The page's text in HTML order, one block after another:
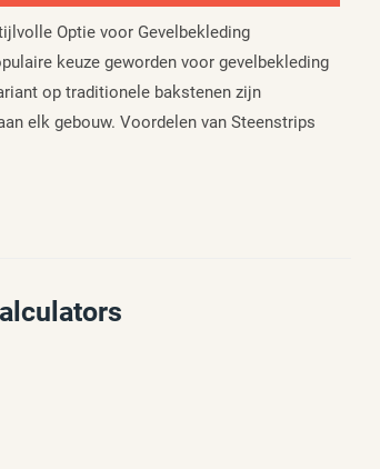
Optie voor Gevelbekleding
keuze geworden voor gevelbekleding
op traditionele bakstenen zijn
elk gebouw. Voordelen van Steenstrips